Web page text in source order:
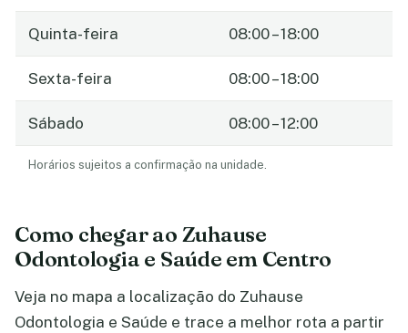
Quinta-feira 08:00 – 18:00
Sexta-feira 08:00 – 18:00
Sábado 08:00 – 12:00
Horários sujeitos a confirmação na unidade.
Como chegar ao Zuhause
Odontologia e Saúde em Centro
Veja no mapa a localização do Zuhause
Odontologia e Saúde e trace a melhor rota a partir